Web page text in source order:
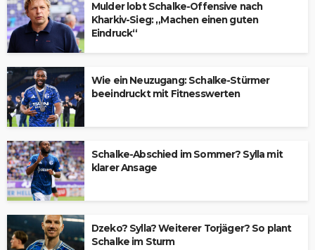
Mulder lobt Schalke-Offensive nach
Kharkiv-Sieg: „Machen einen guten
Eindruck“
Wie ein Neuzugang: Schalke-Stürmer
beeindruckt mit Fitnesswerten
Schalke-Abschied im Sommer? Sylla mit
klarer Ansage
Dzeko? Sylla? Weiterer Torjäger? So plant
Schalke im Sturm